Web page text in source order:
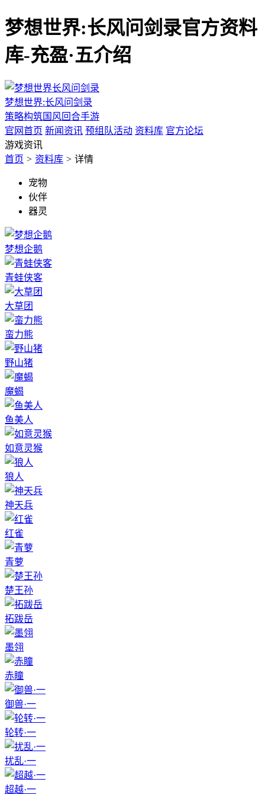
梦想世界:长风问剑录官方资料
库-充盈·五介绍
梦想世界:长风问剑录
策略构筑国风回合手游
官网首页 新闻资讯 预组队活动 资料库 官方论坛
游戏资讯
首页 > 资料库 > 详情
宠物
伙伴
器灵
梦想企鹅
青蛙侠客
大草团
蛮力熊
野山猪
魔蝎
鱼美人
如意灵猴
狼人
神天兵
红雀
青萝
楚王孙
拓跋岳
墨翎
赤瞳
御兽·一
轮转·一
扰乱·一
超越·一